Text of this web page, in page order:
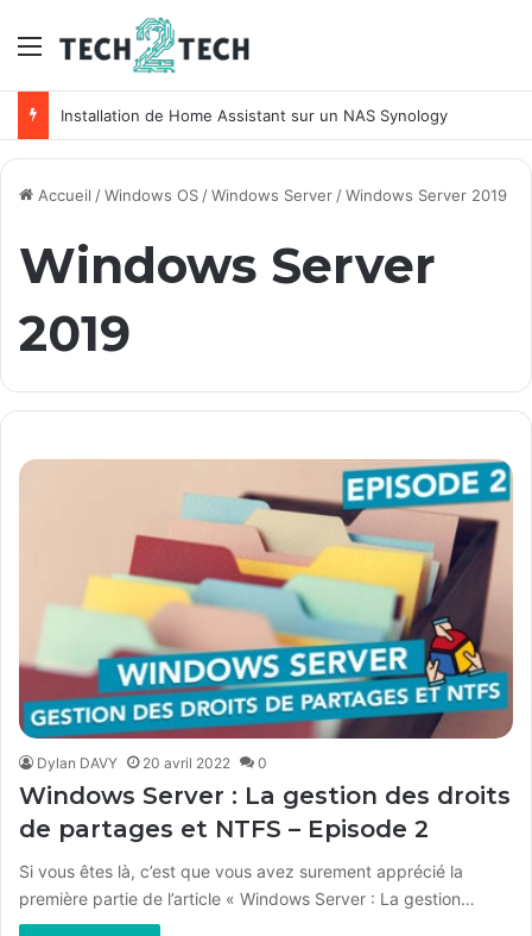
Menu
Installation de Home Assistant sur un NAS Synology
Accueil /Windows OS/Windows Server/Windows Server 2019
Windows Server
2019
Dylan DAVY 20 avril 2022 0
Windows Server : La gestion des droits
de partages et NTFS – Episode 2
Si vous êtes là, c’est que vous avez surement apprécié la
première partie de l’article « Windows Server : La gestion…